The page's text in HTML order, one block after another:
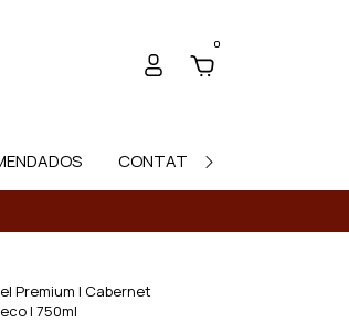
0
CONTATO
Premium | Cabernet
| 750ml